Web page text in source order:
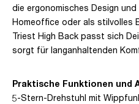
die ergonomisches Design
Homeoffice oder als stilvolles
Triest High Back passt sich
sorgt für langanhaltenden
Praktische Funktionen und
5-Stern-Drehstuhl mit